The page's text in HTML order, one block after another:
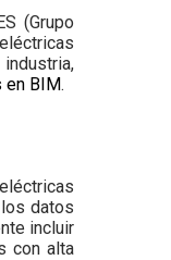
(Grupo
en BIM.
datos
incluir
con alta